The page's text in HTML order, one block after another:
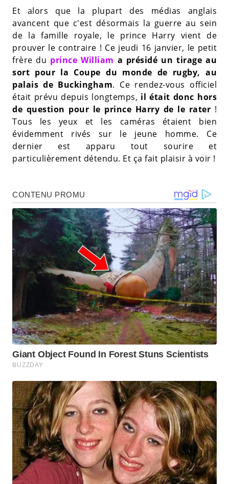
Et alors que la plupart des médias anglais
avancent que c'est désormais la guerre au sein
de la famille royale, le prince Harry vient de
prouver le contraire ! Ce jeudi 16 janvier, le petit
frère du prince William a présidé un tirage au
sort pour la Coupe du monde de rugby, au
palais de Buckingham. Ce rendez-vous officiel
était prévu depuis longtemps, il était donc hors
de question pour le prince Harry de le rater !
Tous les yeux et les caméras étaient bien
évidemment rivés sur le jeune homme. Ce
dernier est apparu tout sourire et
particulièrement détendu. Et ça fait plaisir à voir !